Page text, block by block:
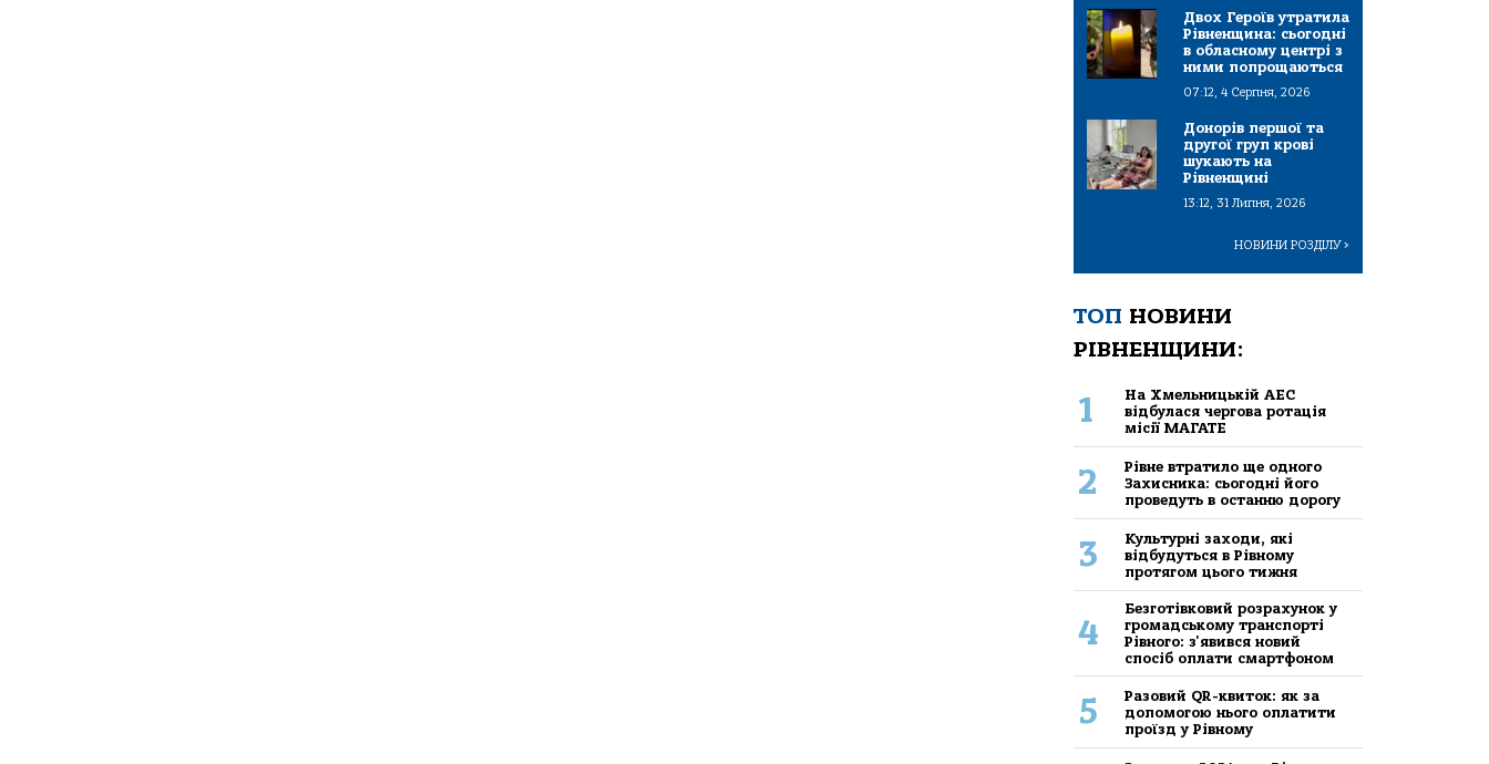
Двох Героїв утратила
Рівненщина: сьогодні
в обласному центрі з
ними попрощаються
07:12, 4 Серпня, 2026
Донорів першої та
другої груп крові
шукають на
Рівненщині
13:12, 31 Липня, 2026
НОВИНИ РОЗДІЛУ>
ТОП НОВИНИ
РІВНЕНЩИНИ:
1
На Хмельницькій АЕС
відбулася чергова ротація
місії МАГАТЕ
2
Рівне втратило ще одного
Захисника: сьогодні його
проведуть в останню дорогу
3
Культурні заходи, які
відбудуться в Рівному
протягом цього тижня
4
Безготівковий розрахунок у
громадському транспорті
Рівного: з'явився новий
спосіб оплати смартфоном
5
Разовий QR-квиток: як за
допомогою нього оплатити
проїзд у Рівному